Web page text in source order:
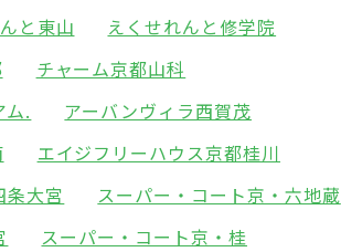
と東山
えくせれんと修学院
チャーム京都山科
ム.
アーバンヴィラ西賀茂
エイジフリーハウス京都桂川
条大宮
スーパー・コート京・六地蔵
スーパー・コート京・桂